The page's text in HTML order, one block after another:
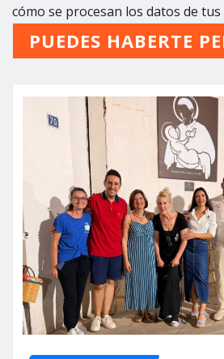
cómo se procesan los datos de
PUEDES HABERTE